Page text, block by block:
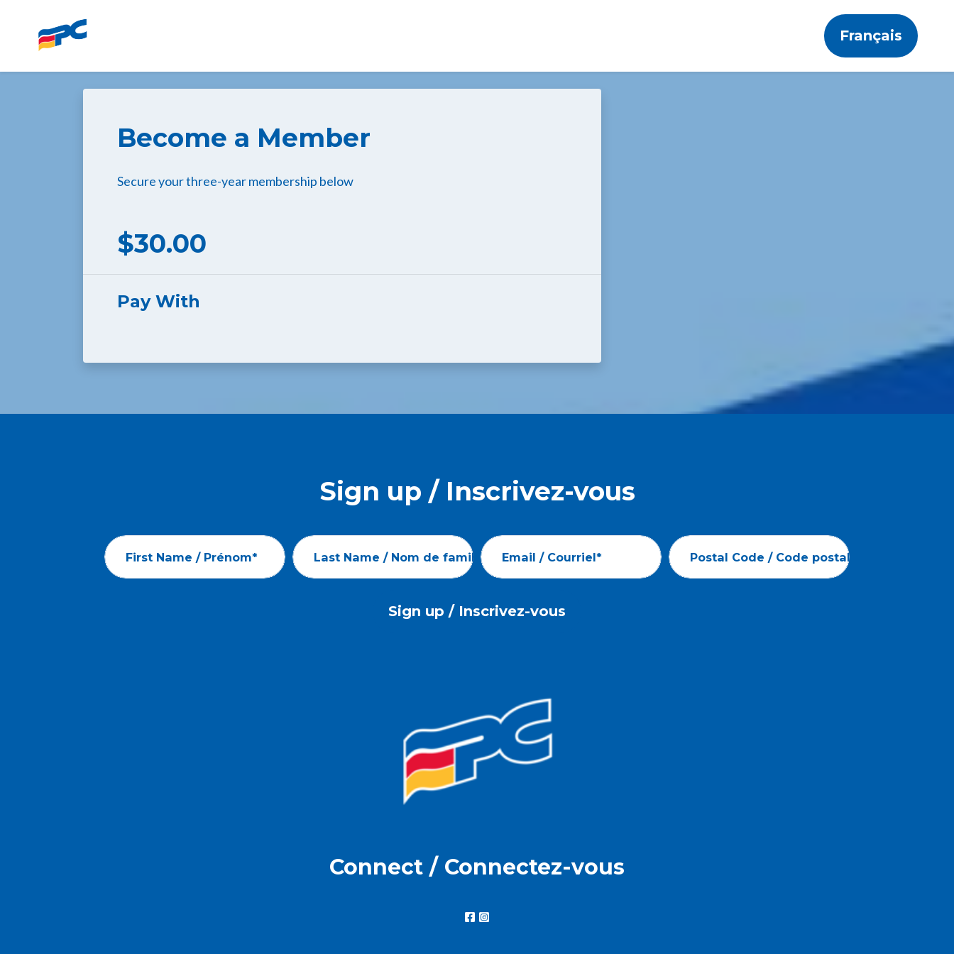
Skip to main content
Français
Become a Member
Secure your three-year membership below
$30.00
Pay With
Sign up / Inscrivez-vous
First Name / Prénom* Last Name / Nom de famille* Email / Courriel* Postal Code / Code postal*
Sign up / Inscrivez-vous
Connect / Connectez-vous